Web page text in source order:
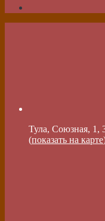
Тула, Союзная, 1,
(показать на карте